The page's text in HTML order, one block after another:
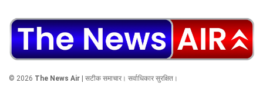
© 2026 The News Air | सटीक समाचार। सर्वाधिकार सुरक्षित।